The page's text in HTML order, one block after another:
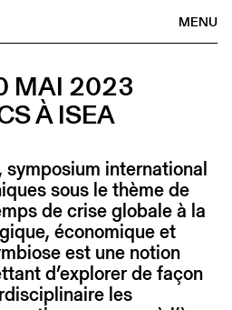
MENU
MAI 2023
À ISEA
international
sous le thème de
de crise globale à la
économique et
est une notion
d’explorer de façon
les